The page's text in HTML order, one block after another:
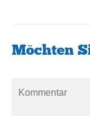
Möchten